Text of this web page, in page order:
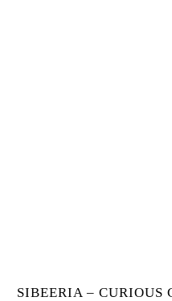
SIBEERIA – CURIOUS